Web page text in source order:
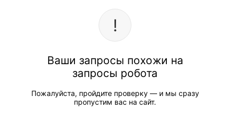
Ваши запросы похожи на
запросы робота
Пожалуйста, пройдите проверку — и мы сразу
пропустим вас на сайт.